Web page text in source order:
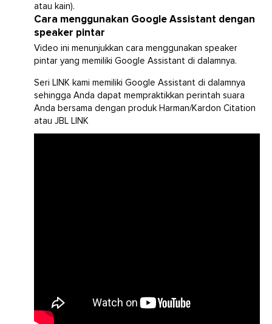
atau kain).
Cara menggunakan Google Assistant dengan
speaker pintar
Video ini menunjukkan cara menggunakan speaker
pintar yang memiliki Google Assistant di dalamnya.
Seri LINK kami memiliki Google Assistant di dalamnya
sehingga Anda dapat mempraktikkan perintah suara
Anda bersama dengan produk Harman/Kardon Citation
atau JBL LINK